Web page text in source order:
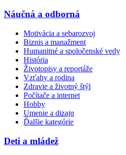
Náučná a odborná
Motivácia a sebarozvoj
Biznis a manažment
Humanitné a spoločenské vedy
História
Životopisy a reportáže
Vzťahy a rodina
Zdravie a životný štýl
Počítače a internet
Hobby
Umenie a dizajn
Ďalšie kategórie
Deti a mládež